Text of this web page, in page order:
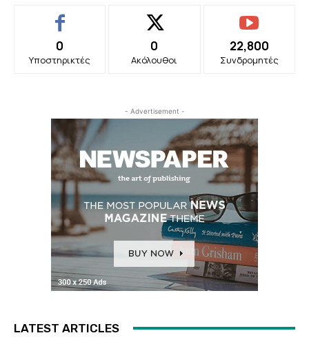
0
Υποστηρικτές
0
Ακόλουθοι
22,800
Συνδρομητές
- Advertisement -
LATEST ARTICLES